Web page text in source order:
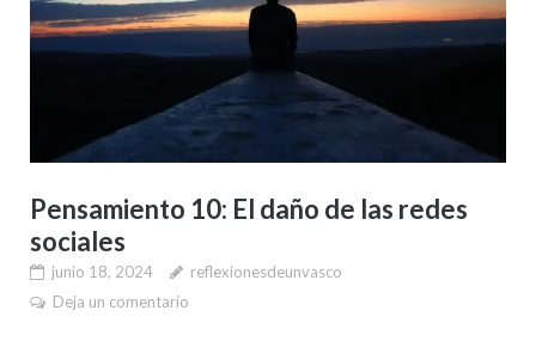
Pensamiento 10: El daño de las redes
sociales
junio 18, 2024
reflexionesdeunvasco
Deja un comentario